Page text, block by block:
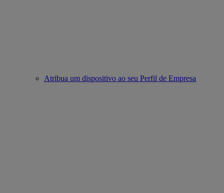
Atribua um dispositivo ao seu Perfil de Empresa